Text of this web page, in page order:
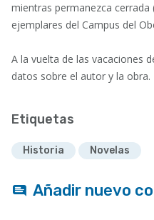
mientras permanezca
ejemplares del Campus del
A la vuelta de las vacaciones
datos sobre el autor y la obra.
Etiquetas
Historia Novelas
Añadir nuevo